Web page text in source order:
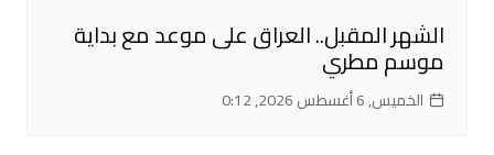
الشهر المقبل.. العراق على موعد مع بداية
موسم مطري
الخميس, 6 أغسطس 2026, 0:12